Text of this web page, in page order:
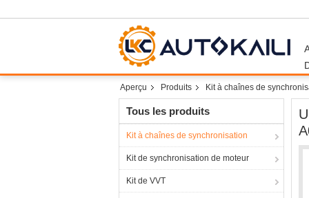
Aperçu Produits Kit à chaînes de
Tous les produits
Kit à chaînes de synchronisation
Kit de synchronisation de moteur
Kit de VVT